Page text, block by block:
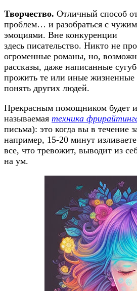
Творчество. Отличный способ
проблем… и разобраться с
эмоциями. Вне конкуренции
здесь писательство. Никто не
огроменные романы, но,
рассказы, даже написанные
прожить те или иные
понять других людей.
Прекрасным помощником будет
называемая техника
письма): это когда вы в течение
например, 15-20 минут
все, что тревожит, выводит из
на ум.